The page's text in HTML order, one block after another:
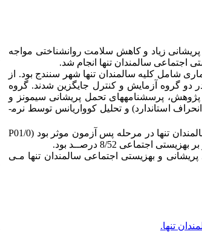
زیاد و کاهش سلامت روانشناختی مواجه
اجتماعی سالمندان تنها انجام شد.
شامل کلیه سالمندان تنها شهر سنندج بود. از
و به طور تصادفی در دو گروه آزمایش و کنترل جایگزین شدند. گروه
پژوهش، پرسشنامه­های تحمل پریشانی سیمونز و
توصیفی (میانگین و انحراف استاندارد) و تحلیل کوواریانس توسط نرم­
تنهادر مرحله پس آزمون موثر بود (01/0
P
و بهزیستی اجتماعی سالمندان تنها مـی
تنها.